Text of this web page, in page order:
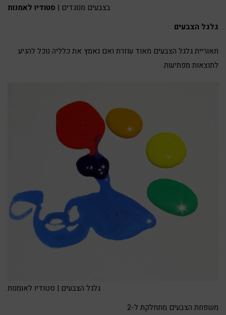
בצבעים מנוגדים | סטודיו לאמנות
גלגל הצבעים
תאוריית גלגל הצבעים מאוד עוזרת ואם נאמץ את כלליה נוכל להגיע
לתוצאות מפתיעות.
גלגל הצבעים | סטודיו לאומנות
משפחת הצבעים מתחלקת ל-2